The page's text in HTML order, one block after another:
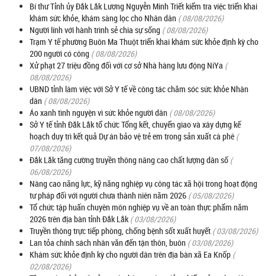
Bí thư Tỉnh ủy Đắk Lắk Lương Nguyễn Minh Triết kiểm tra việc triển khai
khám sức khỏe, khám sàng lọc cho Nhân dân ( 08/08/2026)
Người lính với hành trình sẻ chia sự sống ( 08/08/2026)
Trạm Y tế phường Buôn Ma Thuột triển khai khám sức khỏe định kỳ cho
200 người có công ( 08/08/2026)
Xử phạt 27 triệu đồng đối với cơ sở Nhà hàng lưu động NiYa (
08/08/2026)
UBND tỉnh làm việc với Sở Y tế về công tác chăm sóc sức khỏe Nhân
dân ( 08/08/2026)
Áo xanh tình nguyện vì sức khỏe người dân ( 08/08/2026)
Sở Y tế tỉnh Đắk Lắk tổ chức Tổng kết, chuyển giao và xây dựng kế
hoạch duy trì kết quả Dự án bảo vệ trẻ em trong sản xuất cà phê (
07/08/2026)
Đắk Lắk tăng cường truyền thông nâng cao chất lượng dân số (
06/08/2026)
Nâng cao năng lực, kỹ năng nghiệp vụ công tác xã hội trong hoạt động
tư pháp đối với người chưa thành niên năm 2026 ( 05/08/2026)
Tổ chức tập huấn chuyên môn nghiệp vụ về an toàn thực phẩm năm
2026 trên địa bàn tỉnh Đắk Lắk ( 03/08/2026)
Truyền thông trực tiếp phòng, chống bệnh sốt xuất huyết ( 03/08/2026)
Lan tỏa chính sách nhân văn đến tận thôn, buôn ( 03/08/2026)
Khám sức khỏe định kỳ cho người dân trên địa bàn xã Ea Knốp (
02/08/2026)